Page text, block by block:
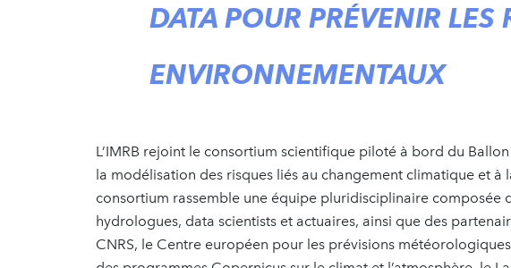
DATA POUR PRÉVENIR LES
ENVIRONNEMENTAUX
L’IMRB rejoint le consortium scientifique piloté à bord du
la modélisation des risques liés au changement climatique et à
consortium rassemble une équipe pluridisciplinaire composée
hydrologues, data scientists et actuaires, ainsi que des
CNRS, le Centre européen pour les prévisions